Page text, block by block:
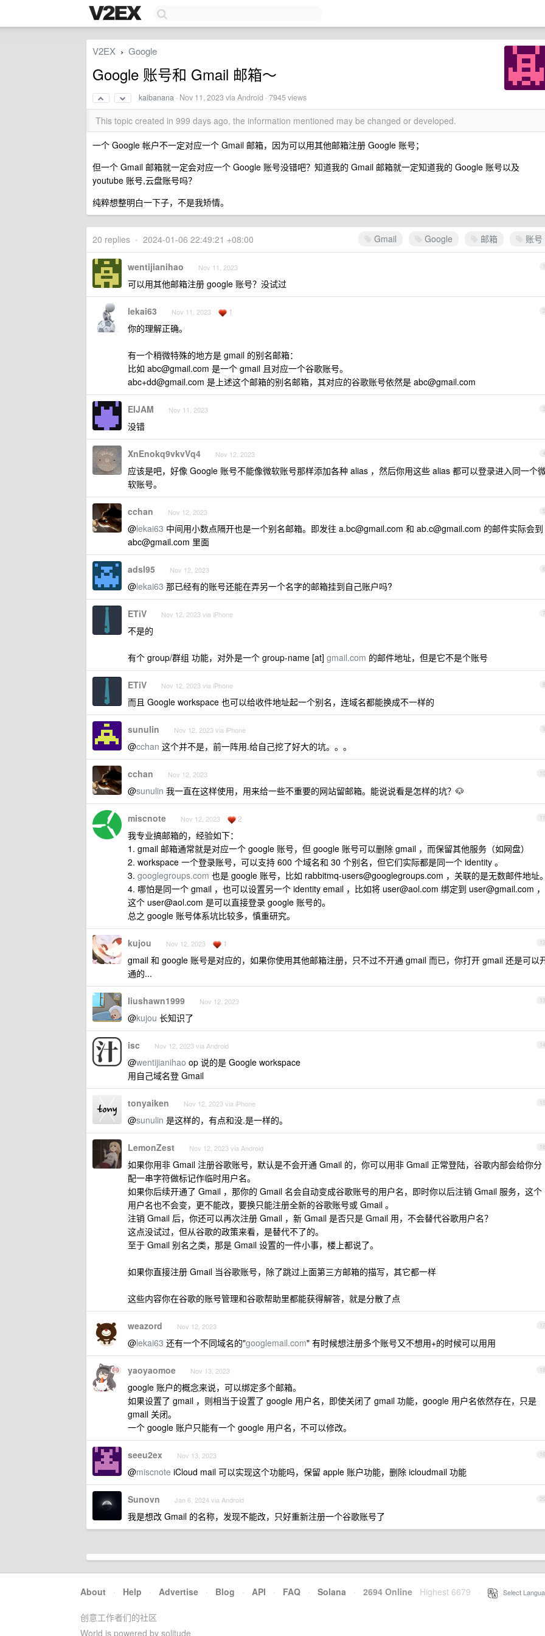
V2EX › Google
Google 账号和 Gmail 邮箱～
kaibanana · Nov 11, 2023 via Android · 7945 views
This topic created in 999 days ago, the information mentioned may be changed or developed.
一个 Google 帐户不一定对应一个 Gmail 邮箱，因为可以用其他邮箱注册 Google 账号；
但一个 Gmail 邮箱就一定会对应一个 Google 账号没错吧？知道我的 Gmail 邮箱就一定知道我的 Google 账号以及
youtube 账号,云盘账号吗？
纯粹想整明白一下子，不是我矫情。
Gmail Google 邮箱 账号
20 replies • 2024-01-06 22:49:21 +08:00
1
wentijianihao Nov 11, 2023
可以用其他邮箱注册 google 账号？没试过
2
lekai63 Nov 11, 2023 1
你的理解正确。
有一个稍微特殊的地方是 gmail 的别名邮箱：
比如 abc@gmail.com 是一个 gmail 且对应一个谷歌账号。
abc+dd@gmail.com 是上述这个邮箱的别名邮箱，其对应的谷歌账号依然是 abc@gmail.com
3
EIJAM Nov 11, 2023
没错
4
XnEnokq9vkvVq4 Nov 12, 2023
应该是吧，好像 Google 账号不能像微软账号那样添加各种 alias ，然后你用这些 alias 都可以登录进入同一个
软账号。
5
cchan Nov 12, 2023
@lekai63 中间用小数点隔开也是一个别名邮箱。即发往 a.bc@gmail.com 和 ab.c@gmail.com 的邮件实际会到
abc@gmail.com 里面
6
adsl95 Nov 12, 2023
@lekai63 那已经有的账号还能在弄另一个名字的邮箱挂到自己账户吗?
7
ETiV Nov 12, 2023 via iPhone
不是的
有个 group/群组 功能，对外是一个 group-name [at] gmail.com 的邮件地址，但是它不是个账号
8
ETiV Nov 12, 2023 via iPhone
而且 Google workspace 也可以给收件地址起一个别名，连域名都能换成不一样的
9
sunulin Nov 12, 2023 via iPhone
@cchan 这个并不是，前一阵用.给自己挖了好大的坑。。。
10
cchan Nov 12, 2023
@sunulin 我一直在这样使用，用来给一些不重要的网站留邮箱。能说说看是怎样的坑？🐶
11
miscnote Nov 12, 2023 2
我专业搞邮箱的，经验如下：
1. gmail 邮箱通常就是对应一个 google 账号，但 google 账号可以删除 gmail ，而保留其他服务（如网盘）
2. workspace 一个登录账号，可以支持 600 个域名和 30 个别名，但它们实际都是同一个 identity 。
3. googlegroups.com 也是 google 账号，比如 rabbitmq-users@googlegroups.com ，关联的是无数邮件地址。
4. 哪怕是同一个 gmail ，也可以设置另一个 identity email ，比如将 user@aol.com 绑定到 user@gmail.com ，
这个 user@aol.com 是可以直接登录 google 账号的。
总之 google 账号体系坑比较多，慎重研究。
12
kujou Nov 12, 2023 1
gmail 和 google 账号是对应的，如果你使用其他邮箱注册，只不过不开通 gmail 而已，你打开 gmail 还是可以
通的...
13
liushawn1999 Nov 12, 2023
@kujou 长知识了
14
isc Nov 12, 2023 via Android
@wentijianihao op 说的是 Google workspace
用自己域名登 Gmail
15
tonyaiken Nov 12, 2023 via iPhone
@sunulin 是这样的，有点和没.是一样的。
16
LemonZest Nov 12, 2023 via Android
如果你用非 Gmail 注册谷歌账号，默认是不会开通 Gmail 的，你可以用非 Gmail 正常登陆，谷歌内部会给你分
配一串字符做标记作临时用户名。
如果你后续开通了 Gmail ，那你的 Gmail 名会自动变成谷歌账号的用户名，即时你以后注销 Gmail 服务，这个
用户名也不会变，更不能改，要换只能注册全新的谷歌账号或 Gmail 。
注销 Gmail 后，你还可以再次注册 Gmail ，新 Gmail 是否只是 Gmail 用，不会替代谷歌用户名？
这点没试过，但从谷歌的政策来看，是替代不了的。
至于 Gmail 别名之类，那是 Gmail 设置的一件小事，楼上都说了。
如果你直接注册 Gmail 当谷歌账号，除了跳过上面第三方邮箱的描写，其它都一样
这些内容你在谷歌的账号管理和谷歌帮助里都能获得解答，就是分散了点
17
weazord Nov 12, 2023
@lekai63 还有一个不同域名的"googlemail.com" 有时候想注册多个账号又不想用+的时候可以用用
18
yaoyaomoe Nov 13, 2023
google 账户的概念来说，可以绑定多个邮箱。
如果设置了 gmail ，则相当于设置了 google 用户名，即使关闭了 gmail 功能，google 用户名依然存在，只是
gmail 关闭。
一个 google 账户只能有一个 google 用户名，不可以修改。
19
seeu2ex Nov 13, 2023
@miscnote iCloud mail 可以实现这个功能吗，保留 apple 账户功能，删除 icloudmail 功能
20
Sunovn Jan 6, 2024 via Android
我是想改 Gmail 的名称，发现不能改，只好重新注册一个谷歌账号了
About · Help · Advertise · Blog · API · FAQ · Solana · 2694 Online Highest 6679 Select
创意工作者们的社区
World is powered by solitude